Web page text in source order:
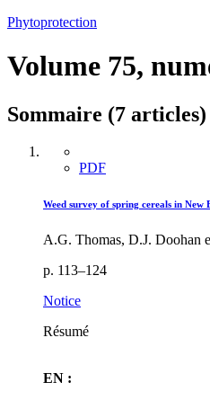
Phytoprotection
Volume 75,
Sommaire (7 articles)
PDF
Weed survey of spring cereals in New
A.G. Thomas, D.J. Doohan
p. 113–124
Notice
Résumé
EN :